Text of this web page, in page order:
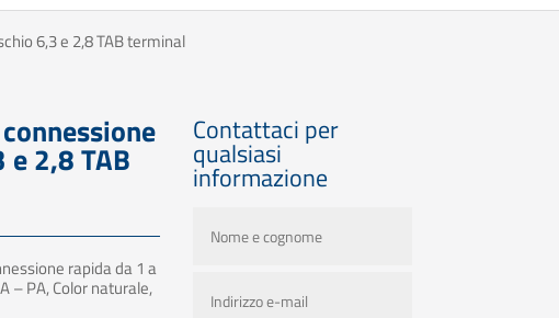
6,3 e 2,8 TAB terminal
2,8 TAB
rapida da 1 a
– PA, Color naturale,
Contattaci per
qualsiasi
informazione